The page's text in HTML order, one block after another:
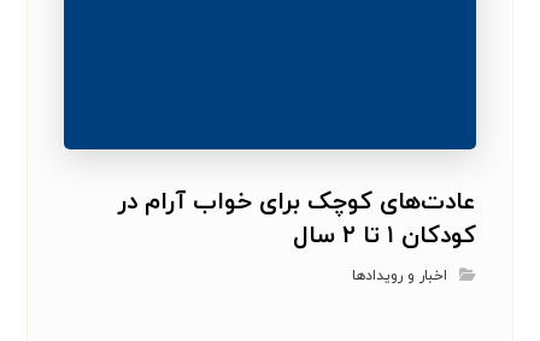
عادت‌های کوچک برای خواب آرام در
کودکان ۱ تا ۲ سال
اخبار و رویدادها